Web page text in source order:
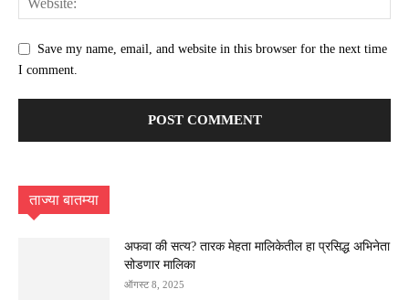
Save my name, email, and website in this browser for the next time
I comment.
ताज्या बातम्या
अफवा की सत्य? तारक मेहता मालिकेतील हा प्रसिद्ध अभिनेता
सोडणार मालिका
ऑगस्ट 8, 2025